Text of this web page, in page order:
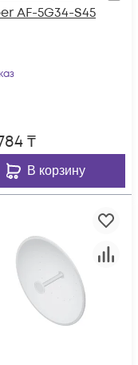
AF-5G34-S45
₸
В корзину